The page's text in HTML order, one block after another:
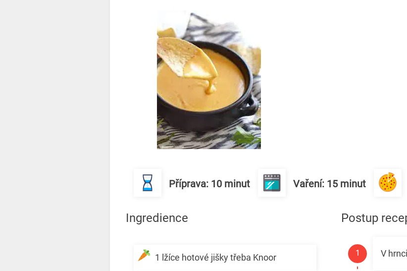
Příprava: 10 minut Vaření: 15 minut
Ingredience
1 lžíce hotové jišky třeba Knoor
Postup
V